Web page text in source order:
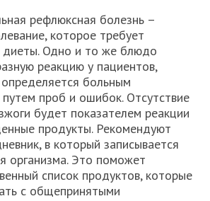
рефлюксная болезнь –
которое требует
диеты. Одно и то же блюдо
реакцию у пациентов,
больным
проб и ошибок. Отсутствие
будет показателем реакции
продукты. Рекомендуют
в который записывается
организма. Это поможет
список продуктов, которые
с общепринятыми